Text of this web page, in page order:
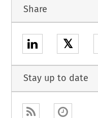
Share
𝕏
Stay up to date